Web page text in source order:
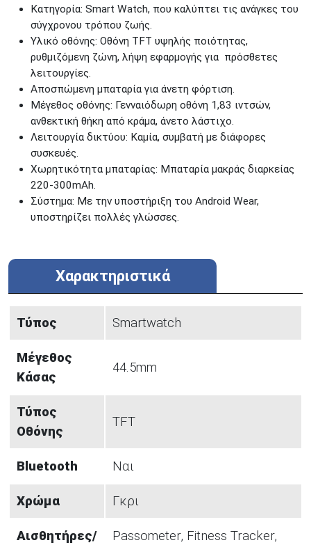
Κατηγορία: Smart Watch, που καλύπτει τις ανάγκες του
σύγχρονου τρόπου ζωής.
Υλικό οθόνης: Οθόνη TFT υψηλής ποιότητας,
ρυθμιζόμενη ζώνη, λήψη εφαρμογής για πρόσθετες
λειτουργίες.
Αποσπώμενη μπαταρία για άνετη φόρτιση.
Μέγεθος οθόνης: Γενναιόδωρη οθόνη 1,83 ιντσών,
ανθεκτική θήκη από κράμα, άνετο λάστιχο.
Λειτουργία δικτύου: Καμία, συμβατή με διάφορες
συσκευές.
Χωρητικότητα μπαταρίας: Μπαταρία μακράς διαρκείας
220-300mAh.
Σύστημα: Με την υποστήριξη του Android Wear,
υποστηρίζει πολλές γλώσσες.
Χαρακτηριστικά
Τύπος Smartwatch
Μέγεθος
Κάσας
44.5mm
Τύπος
Οθόνης
TFT
Bluetooth Ναι
Χρώμα Γκρι
Αισθητήρες/
Passometer, Fitness Tracker,